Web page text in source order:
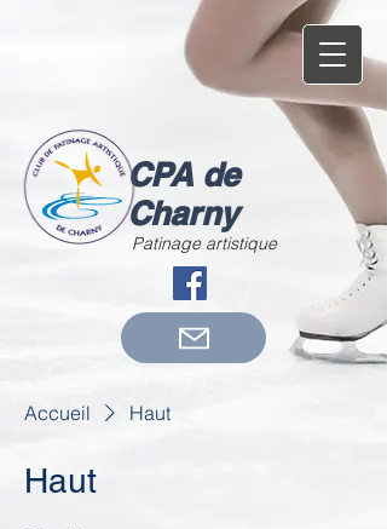
CPA de
Charny
Patinage artistique
Accueil Haut
Haut